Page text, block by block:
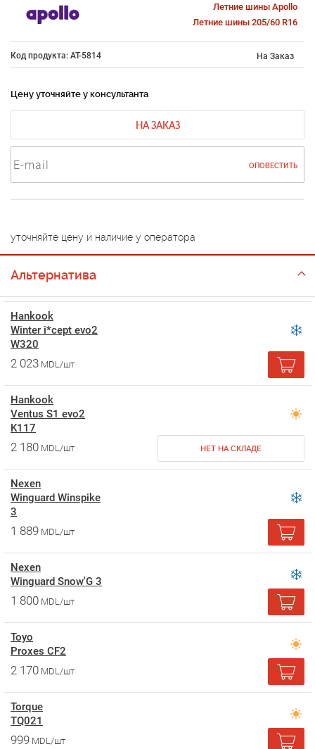
Летние шины Apollo
Летние шины 205/60 R16
Код продукта: AT-5814 На Заказ
Цену уточняйте у консультанта
НА ЗАКАЗ
ОПОВЕСТИТЬ
уточняйте цену и наличие у оператора
Альтернатива
Hankook
Winter i*cept evo2
W320
2 023 MDL/шт
Hankook
Ventus S1 evo2
K117
2 180 MDL/шт НЕТ НА СКЛАДЕ
Nexen
Winguard Winspike
3
1 889 MDL/шт
Nexen
Winguard Snow'G 3
1 800 MDL/шт
Toyo
Proxes CF2
2 170 MDL/шт
Torque
TQ021
999 MDL/шт